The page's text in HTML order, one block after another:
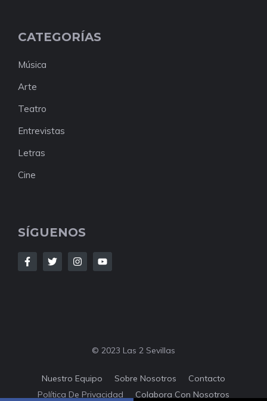
CATEGORÍAS
Música
Arte
Teatro
Entrevistas
Letras
Cine
SÍGUENOS
© 2023 Las 2 Sevillas
Nuestro Equipo Sobre Nosotros
Contacto
Política De Privacidad
Colabora Con Nosotros